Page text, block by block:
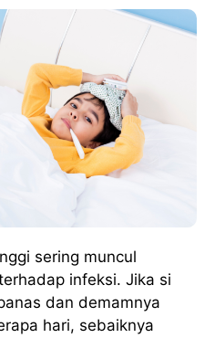
sering muncul
infeksi. Jika si
dan demamnya
hari, sebaiknya